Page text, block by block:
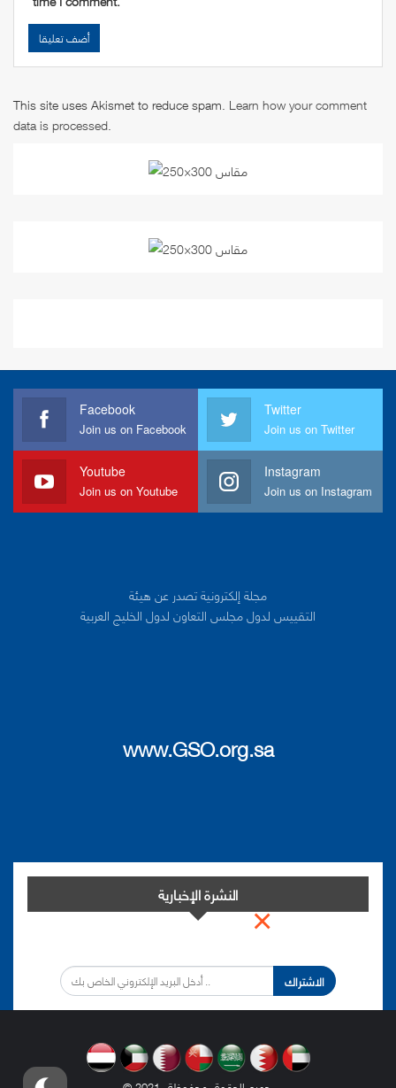
This site uses Akismet to reduce spam. Learn how your comment
data is processed.
Facebook
Join us on Facebook
Twitter
Join us on Twitter
Youtube
Join us on Youtube
Instagram
Join us on Instagram
مجلة إلكترونية تصدر عن هيئة
التقييس لدول مجلس التعاون لدول الخليج العربية
www.GSO.org.sa
النشرة الإخبارية
الاشتراك
×